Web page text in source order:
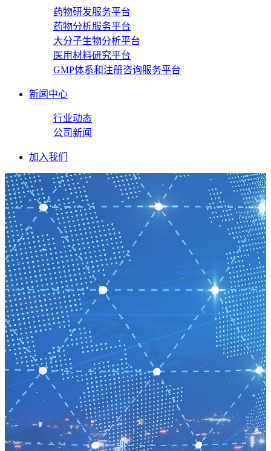
药物研发服务平台
药物分析服务平台
大分子生物分析平台
医用材料研究平台
GMP体系和注册咨询服务平台
新闻中心
行业动态
公司新闻
加入我们